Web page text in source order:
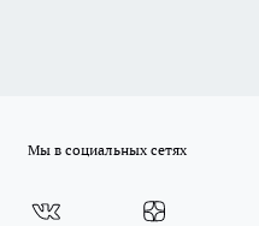
Мы в социальных сетях